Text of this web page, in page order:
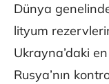
Dünya
lityum
Ukrayna’daki
Rusya’nın